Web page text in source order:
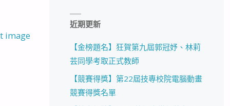
image
近期更新
【金榜題名】狂賀第九屆郭冠妤、林莉
芸同學考取正式教師
【競賽得獎】第22屆技專校院電腦動畫
競賽得獎名單